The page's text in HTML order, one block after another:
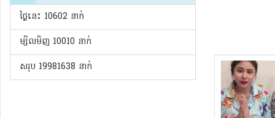
ថ្ងៃនេះ​ 10602 នាក់
ម្សិលមិញ 10010 នាក់
សរុប 19981638 នាក់